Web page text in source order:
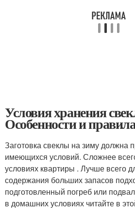
Условия хранения
Особенности и
Заготовка свеклы на зиму должна
имеющихся условий. Сложнее
условиях квартиры . Лучше всего
содержания больших запасов
подготовленный погреб или
в домашних условиях читайте в